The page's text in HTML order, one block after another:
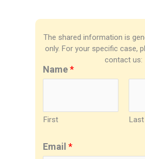
The shared information is
only. For your specific case,
contact us:
Name*
First Last
Email*